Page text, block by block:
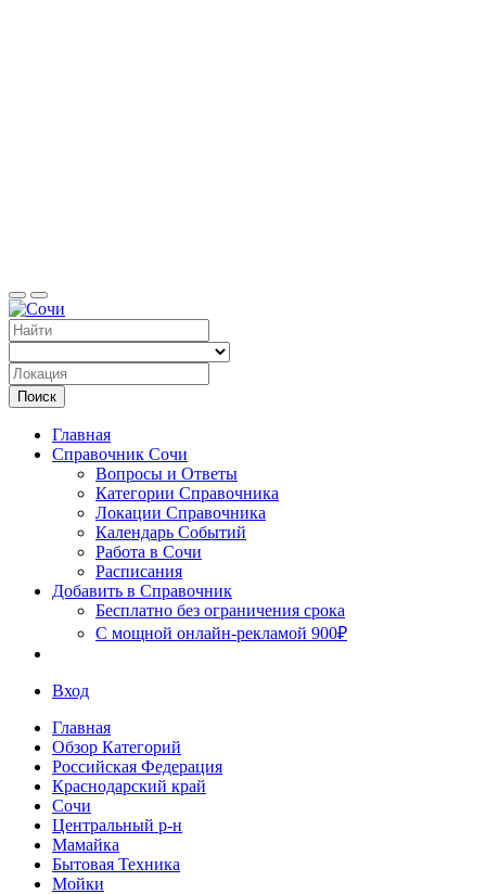
Сочи
Поиск
Главная
Справочник Сочи
Вопросы и Ответы
Категории Справочника
Локации Справочника
Календарь Событий
Работа в Сочи
Расписания
Добавить в Справочник
Бесплатно без ограничения срока
С мощной онлайн-рекламой 900₽
Вход
Главная
Обзор Категорий
Российская Федерация
Краснодарский край
Сочи
Центральный р-н
Мамайка
Бытовая Техника
Мойки